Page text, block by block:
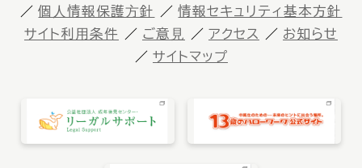
個⼈情報保護⽅針
情報セキュリティ基本方針
サイト利⽤条件
ご意⾒ アクセス
お知らせ
サイトマップ